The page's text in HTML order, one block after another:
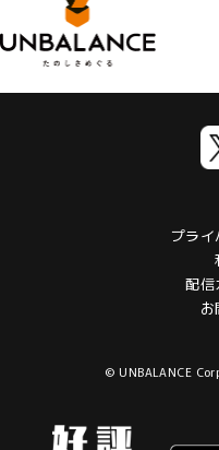
プラ
配信
© UNBALANCE